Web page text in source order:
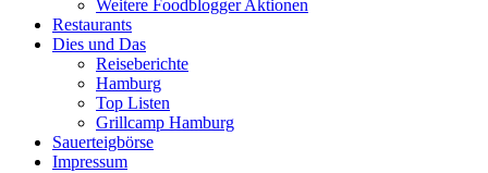
Weitere Foodblogger Aktionen
Restaurants
Dies und Das
Reiseberichte
Hamburg
Top Listen
Grillcamp Hamburg
Sauerteigbörse
Impressum